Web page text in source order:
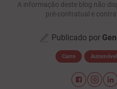
A informação deste blog não
pré-contratual e
Publicado por
Carro Automóvel